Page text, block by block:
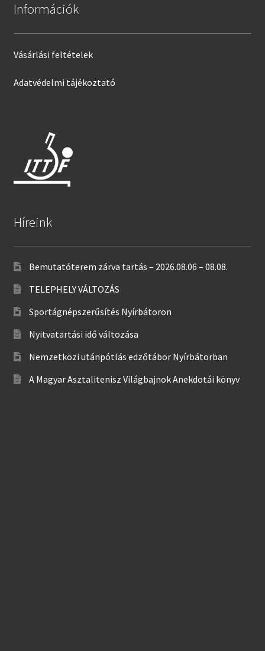
Információk
Vásárlási feltételek
Adatvédelmi tájékoztató
Híreink
Bemutatóterem zárva tartás – 2026.08.06 – 08.08.
TELEPHELY VÁLTOZÁS
Sportágnépszerűsítés Nyírbátoron
Nyitvatartási idő változása
Nemzetközi utánpótlás edzőtábor Nyírbátorban
A Magyar Asztalitenisz Világbajnok Anekdotái könyv